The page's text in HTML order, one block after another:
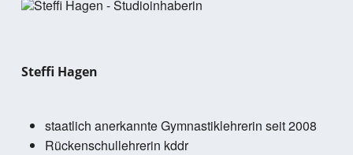
Steffi Hagen
staatlich anerkannte Gymnastiklehrerin seit 2008
Rückenschullehrerin kddr